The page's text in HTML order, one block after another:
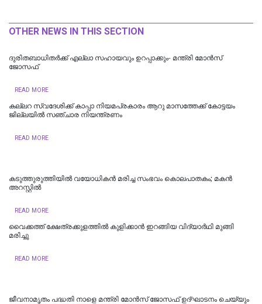
OTHER NEWS IN THIS SECTION
ദുരിതബാധിതർക്ക് എല്ലാ സഹായവും ഉറപ്പാക്കും- മന്ത്രി മോൻസ്
ജോസഫ്
READ MORE
കല്ലറ സ്വദേശിക്ക് കാപ്പാ നിയമപ്രകാരം ആറു മാസത്തേക്ക് കോട്ടയം
ജില്ലയിൽ സഞ്ചാര നിയന്ത്രണം
READ MORE
കടുത്തുരുത്തിയിൽ വയോധികന്‍ മരിച്ച സംഭവം കൊലപാതകം; മകന്‍
അറസ്റ്റില്‍
READ MORE
വൈക്കത്ത് ക്ഷേത്രക്കുളത്തിൽ കുളിക്കാൻ ഇറങ്ങിയ വിദ്യാർഥി മുങ്ങി
മരിച്ചു
READ MORE
ജീവനാമൃതം പദ്ധതി നാളെ മന്ത്രി മോന്‍സ് ജോസഫ് ഉദ്ഘാടനം ചെയ്യും